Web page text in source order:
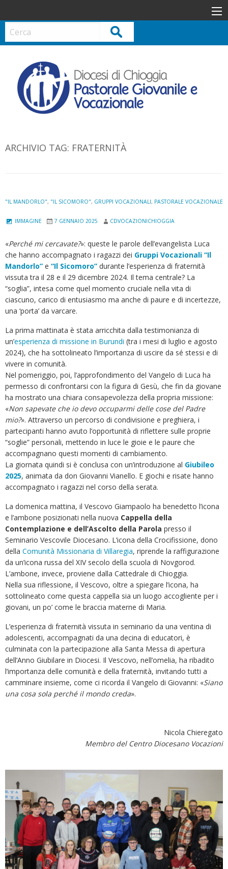
k
p
Cerca
ARCHIVIO TAG: FRATERNITÀ
"IL MANDORLO", "IL SICOMORO", GRUPPI VOCAZIONALI, PASTORALE VOCAZIONALE
IMMAGINE 7 GENNAIO 2025 CDVOCAZIONICHIOGGIA
«Perché mi cercavate?»: queste le parole dell’evangelista Luca
che hanno accompagnato i ragazzi dei Gruppi Vocazionali “Il
Mandorlo” e “Il Sicomoro” durante l’esperienza di fraternità
vissuta tra il 28 e il 29 dicembre 2024. Il tema centrale? La
“soglia”, intesa come quel momento cruciale nella vita di
ciascuno, carico di entusiasmo ma anche di paure e di incertezze,
una ‘porta’ da varcare.
La prima mattinata è stata arricchita dalla testimonianza di
un’esperienza di missione in Burundi (tra i mesi di luglio e agosto
2024), che ha sottolineato l’importanza di uscire da sé stessi e di
vivere in comunità.
Nel pomeriggio, poi, l’approfondimento del Vangelo di Luca ha
permesso di confrontarsi con la figura di Gesù, che fin da giovane
ha mostrato una chiara consapevolezza della propria missione:
«Non sapevate che io devo occuparmi delle cose del Padre
mio?». Attraverso un percorso di condivisione e preghiera, i
partecipanti hanno avuto l’opportunità di riflettere sulle proprie
“soglie” personali, mettendo in luce le gioie e le paure che
accompagnano questi momenti di cambiamento.
La giornata quindi si è conclusa con un’introduzione al Giubileo
2025, animata da don Giovanni Vianello. E giochi e risate hanno
accompagnato i ragazzi nel corso della serata.
La domenica mattina, il Vescovo Giampaolo ha benedetto l’icona
e l’ambone posizionati nella nuova Cappella della
Contemplazione e dell’Ascolto della Parola presso il
Seminario Vescovile Diocesano. L’icona della Crocifissione, dono
della Comunità Missionaria di Villaregia, riprende la raffigurazione
da un’icona russa del XIV secolo della scuola di Novgorod.
L’ambone, invece, proviene dalla Cattedrale di Chioggia.
Nella sua riflessione, il Vescovo, oltre a spiegare l’icona, ha
sottolineato come questa cappella sia un luogo accogliente per i
giovani, un po’ come le braccia materne di Maria.
L’esperienza di fraternità vissuta in seminario da una ventina di
adolescenti, accompagnati da una decina di educatori, è
culminata con la partecipazione alla Santa Messa di apertura
dell’Anno Giubilare in Diocesi. Il Vescovo, nell’omelia, ha ribadito
l’importanza delle comunità e della fraternità, invitando tutti a
camminare insieme, come ci ricorda il Vangelo di Giovanni: «Siano
una cosa sola perché il mondo creda».
Nicola Chieregato
Membro del Centro Diocesano Vocazioni